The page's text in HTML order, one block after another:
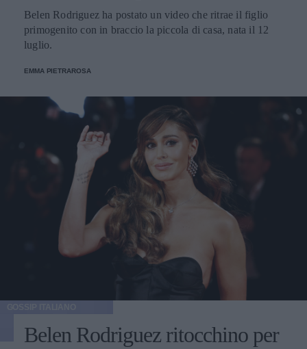
Belen Rodriguez ha postato un video che ritrae il figlio
primogenito con in braccio la piccola di casa, nata il 12
luglio.
EMMA PIETRAROSA
Belen Rodriguez ritocchino per